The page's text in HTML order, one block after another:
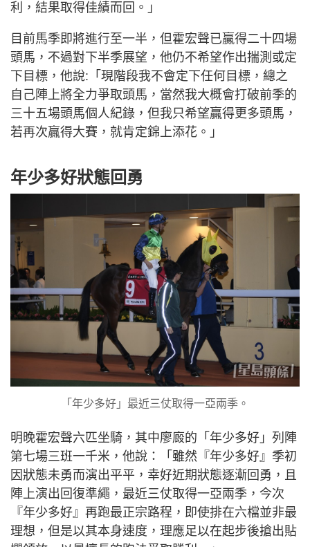
利，結果取得佳績而回。」
目前馬季即將進行至一半，但霍宏聲已贏得二十四場
頭馬，不過對下半季展望，他仍不希望作出揣測或定
下目標，他說:「現階段我不會定下任何目標，總之
自己陣上將全力爭取頭馬，當然我大概會打破前季的
三十五場頭馬個人紀錄，但我只希望贏得更多頭馬，
若再次贏得大賽，就肯定錦上添花。」
年少多好狀態回勇
「年少多好」最近三仗取得一亞兩季。
明晚霍宏聲六匹坐騎，其中廖廄的「年少多好」列陣
第七場三班一千米，他說：「雖然『年少多好』季初
因狀態未勇而演出平平，幸好近期狀態逐漸回勇，且
陣上演出回復準繩，最近三仗取得一亞兩季，今次
『年少多好』再跑最正宗路程，即使排在六檔並非最
理想，但是以其本身速度，理應足以在起步後搶出貼